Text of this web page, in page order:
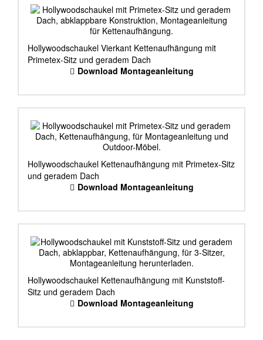
Hollywoodschaukel Vierkant Kettenaufhängung mit
Primetex-Sitz und geradem Dach
Download Montageanleitung
Hollywoodschaukel Kettenaufhängung mit Primetex-Sitz
und geradem Dach
Download Montageanleitung
Hollywoodschaukel Kettenaufhängung mit Kunststoff-
Sitz und geradem Dach
Download Montageanleitung